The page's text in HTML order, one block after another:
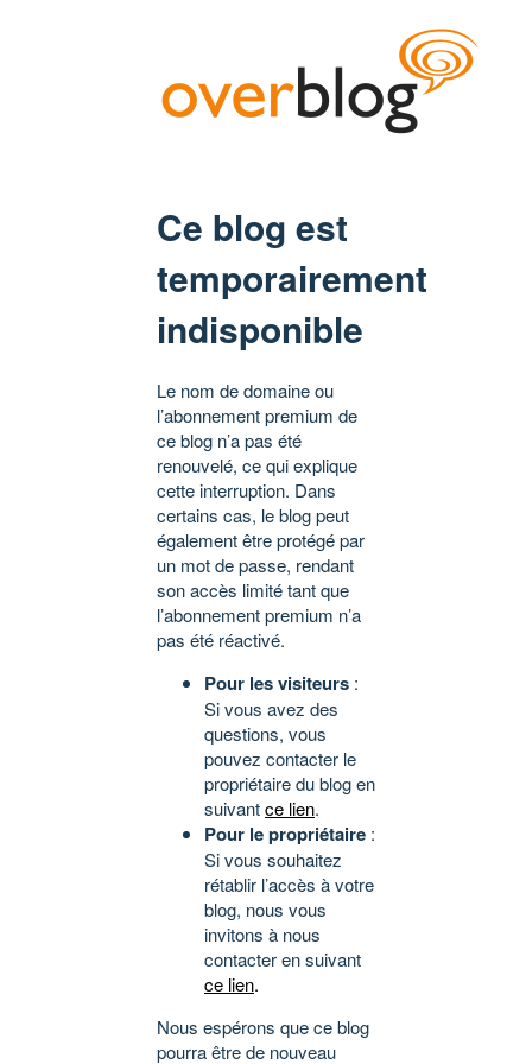
Ce blog est
temporairement
indisponible
Le nom de domaine ou
l’abonnement premium de
ce blog n’a pas été
renouvelé, ce qui explique
cette interruption. Dans
certains cas, le blog peut
également être protégé par
un mot de passe, rendant
son accès limité tant que
l’abonnement premium n’a
pas été réactivé.
Pour les visiteurs :
Si vous avez des
questions, vous
pouvez contacter le
propriétaire du blog en
suivantce lien.
Pour le propriétaire :
Si vous souhaitez
rétablir l’accès à votre
blog, nous vous
invitons à nous
contacter en suivant
ce lien.
Nous espérons que ce blog
pourra être de nouveau